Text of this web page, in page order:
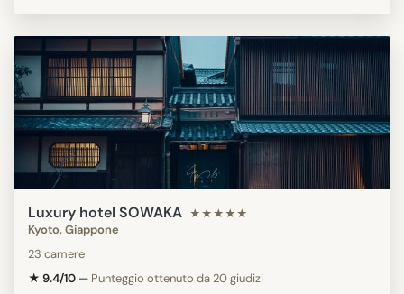
Luxury hotel SOWAKA ★★★★★
Kyoto, Giappone
23 camere
★ 9.4/10 — Punteggio ottenuto da 20 giudizi